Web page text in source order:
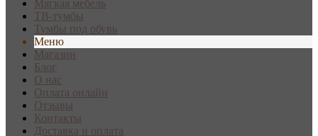
Мягкая мебель
ТВ-тумбы
Тумбы под обувь
Меню
Магазин
Блог
О нас
Оплата онлайн
Отзывы
Контакты
Доставка и оплата